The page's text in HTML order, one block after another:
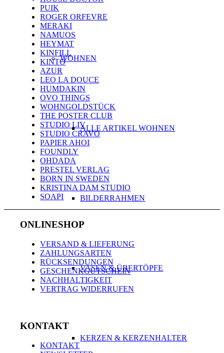
WOHNEN
ALLE ARTIKEL WOHNEN
BILDERRAHMEN
VASEN & ÜBERTÖPFE
KERZEN & KERZENHALTER
PUIK
ROGER ORFEVRE
MERAKI
NAMUOS
HEYMAT
KINFILL
KINTO
AZUR
LEO LA DOUCE
HUMDAKIN
OVO THINGS
WOHNGOLDSTÜCK
THE POSTER CLUB
STUDIO LIV
STUDIO CRAVO
PAPIER AHOI
FOUNDLY
OHDADA
PRESTEL VERLAG
BORN IN SWEDEN
KRISTINA DAM STUDIO
SOAPI
ONLINESHOP
VERSAND & LIEFERUNG
ZAHLUNGSARTEN
RÜCKSENDUNGEN
GESCHENKGUTSCHEIN
NACHHALTIGKEIT
VERTRAG WIDERRUFEN
KONTAKT
KONTAKT